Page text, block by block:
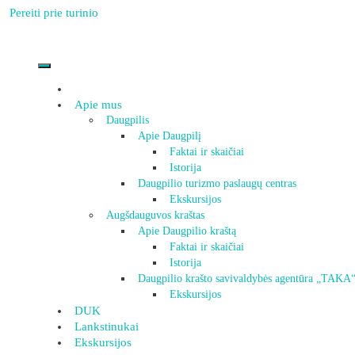
Pereiti prie turinio
Apie mus
Daugpilis
Apie Daugpilį
Faktai ir skaičiai
Istorija
Daugpilio turizmo paslaugų centras
Ekskursijos
Augšdauguvos kraštas
Apie Daugpilio kraštą
Faktai ir skaičiai
Istorija
Daugpilio krašto savivaldybės agentūra „TAKA“
Ekskursijos
DUK
Lankstinukai
Ekskursijos